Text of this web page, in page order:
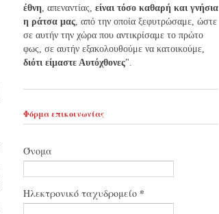
έθνη, απεναντίας, είναι τόσο καθαρή και γνήσια
η ράτσα μας, από την οποία ξεφυτρώσαμε, ώστε
σε αυτήν την χώρα που αντικρίσαμε το πρώτο
φως, σε αυτήν εξακολουθούμε να κατοικούμε,
διότι είμαστε Αυτόχθονες".
Φόρμα επικοινωνίας
Όνομα
Ηλεκτρονικό ταχυδρομείο *